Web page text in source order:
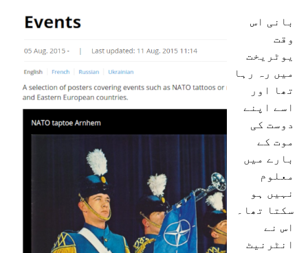
بانی اس
وقت
یوٹریخت
میں رہ رہا
تھا اور
اسے اپنے
دوست کی
موت کے
بارے میں
معلوم
نہیں ہو
سکتا تھا۔
اس نے
انٹرنیٹ